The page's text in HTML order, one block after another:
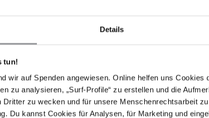
Details
tun!
wir auf Spenden angewiesen. Online helfen uns Cookies
zu analysieren, „Surf-Profile“ zu erstellen und die
Dritter zu wecken und für unsere Menschenrechtsarbeit
Du kannst Cookies für Analysen, für Marketing und
am Tag. Jeder spezialisiert sich auf ein
Menschenrechtsliga Bürgerbeschwerden. Wir
die es täglich im ganzen Land
können ein Bollwerk sein gegen eine Regierung,
akzeptieren.
in ­Tunesien die Islamisten die großen Gewinner